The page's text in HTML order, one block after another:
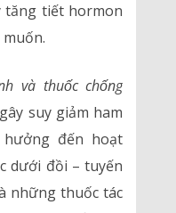
tăng tiết hormon
và thuốc chống
suy giảm ham
đến hoạt
dưới đồi – tuyến
những thuốc tác